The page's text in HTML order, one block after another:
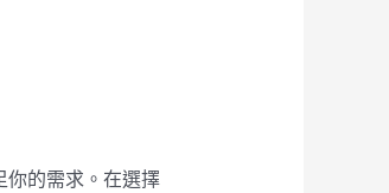
你的需求。在選擇